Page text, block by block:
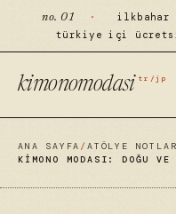
no. 01 · ilkbahar
türkiye içi
kimonomodasi tr/jp
ANA SAYFA /ATÖLYE
KIMONO MODASI: DOĞU